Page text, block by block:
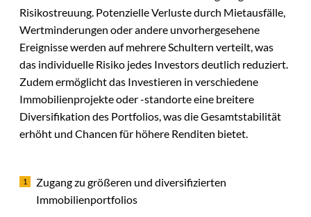
Risikostreuung. Potenzielle Verluste durch Mietausfälle,
Wertminderungen oder andere unvorhergesehene
Ereignisse werden auf mehrere Schultern verteilt, was
das individuelle Risiko jedes Investors deutlich reduziert.
Zudem ermöglicht das Investieren in verschiedene
Immobilienprojekte oder -standorte eine breitere
Diversifikation des Portfolios, was die Gesamtstabilität
erhöht und Chancen für höhere Renditen bietet.
Zugang zu größeren und diversifizierten
Immobilienportfolios